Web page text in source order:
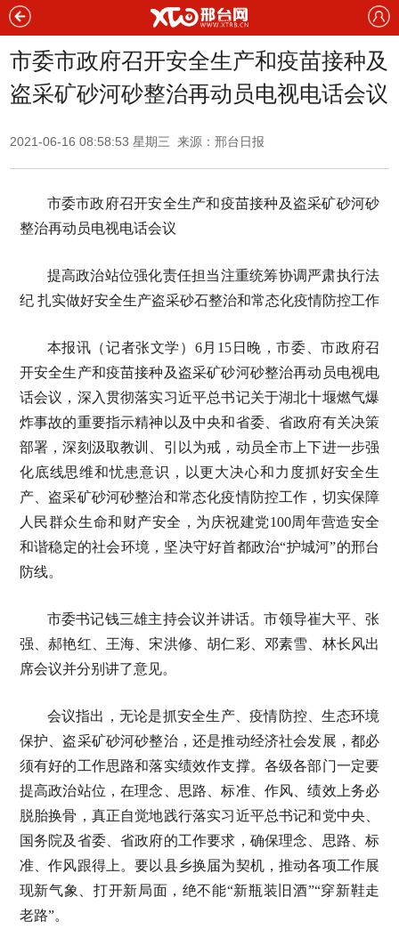
市委市政府召开安全生产和疫苗接种及
盗采矿砂河砂整治再动员电视电话会议
2021-06-16 08:58:53 星期三 来源：邢台日报
市委市政府召开安全生产和疫苗接种及盗采矿砂河砂
整治再动员电视电话会议
提高政治站位强化责任担当注重统筹协调严肃执行法
纪 扎实做好安全生产盗采砂石整治和常态化疫情防控工作
本报讯（记者张文学）6月15日晚，市委、市政府召
开安全生产和疫苗接种及盗采矿砂河砂整治再动员电视电
话会议，深入贯彻落实习近平总书记关于湖北十堰燃气爆
炸事故的重要指示精神以及中央和省委、省政府有关决策
部署，深刻汲取教训、引以为戒，动员全市上下进一步强
化底线思维和忧患意识，以更大决心和力度抓好安全生
产、盗采矿砂河砂整治和常态化疫情防控工作，切实保障
人民群众生命和财产安全，为庆祝建党100周年营造安全
和谐稳定的社会环境，坚决守好首都政治“护城河”的邢台
防线。
市委书记钱三雄主持会议并讲话。市领导崔大平、张
强、郝艳红、王海、宋洪修、胡仁彩、邓素雪、林长风出
席会议并分别讲了意见。
会议指出，无论是抓安全生产、疫情防控、生态环境
保护、盗采矿砂河砂整治，还是推动经济社会发展，都必
须有好的工作思路和落实绩效作支撑。各级各部门一定要
提高政治站位，在理念、思路、标准、作风、绩效上务必
脱胎换骨，真正自觉地践行落实习近平总书记和党中央、
国务院及省委、省政府的工作要求，确保理念、思路、标
准、作风跟得上。要以县乡换届为契机，推动各项工作展
现新气象、打开新局面，绝不能“新瓶装旧酒”“穿新鞋走
老路”。